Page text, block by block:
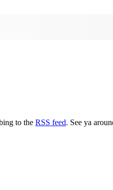
to the RSS feed. See ya